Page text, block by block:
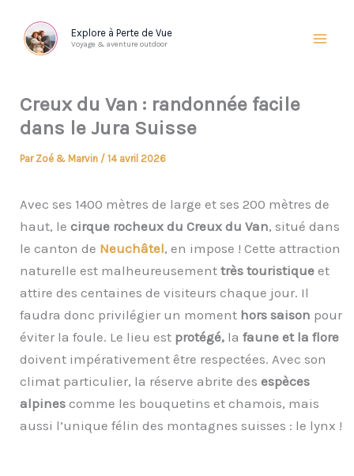
contenu
Explore à Perte de Vue
Voyage & aventure outdoor
Creux du Van : randonnée facile
dans le Jura Suisse
Par Zoé & Marvin / 14 avril 2026
Avec ses 1400 mètres de large et ses 200 mètres de
haut, le cirque rocheux du Creux du Van, situé dans
le canton de Neuchâtel, en impose ! Cette attraction
naturelle est malheureusement très touristique et
attire des centaines de visiteurs chaque jour. Il
faudra donc privilégier un moment hors saison pour
éviter la foule. Le lieu est protégé, la faune et la flore
doivent impérativement être respectées. Avec son
climat particulier, la réserve abrite des espèces
alpines comme les bouquetins et chamois, mais
aussi l’unique félin des montagnes suisses : le lynx !